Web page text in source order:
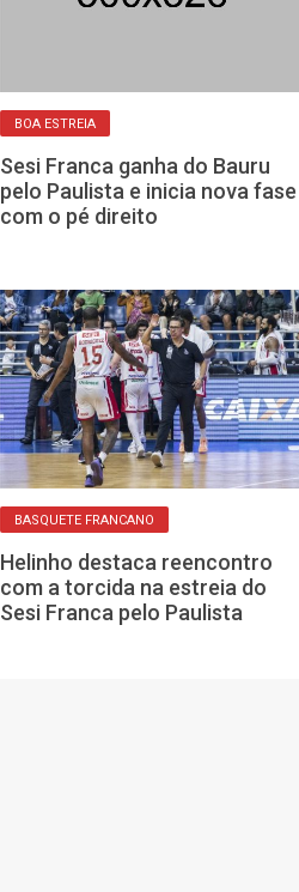
BOA ESTREIA
Sesi Franca ganha do Bauru
pelo Paulista e inicia nova fase
com o pé direito
BASQUETE FRANCANO
Helinho destaca reencontro
com a torcida na estreia do
Sesi Franca pelo Paulista